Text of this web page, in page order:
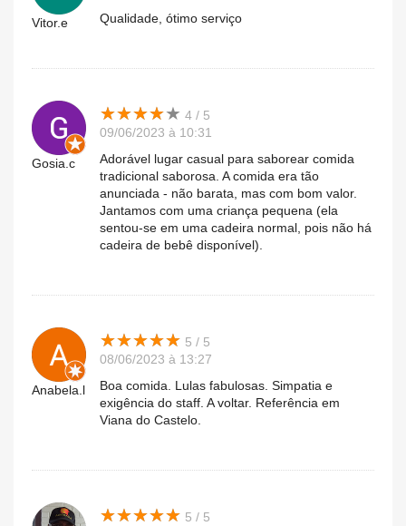
Vitor.e
Qualidade, ótimo serviço
Gosia.c
★★★★★
★★★★★ 4 / 5
09/06/2023 à 10:31
Adorável lugar casual para saborear comida
tradicional saborosa. A comida era tão
anunciada - não barata, mas com bom valor.
Jantamos com uma criança pequena (ela
sentou-se em uma cadeira normal, pois não há
cadeira de bebê disponível).
Anabela.l
★★★★★
★★★★★ 5 / 5
08/06/2023 à 13:27
Boa comida. Lulas fabulosas. Simpatia e
exigência do staff. A voltar. Referência em
Viana do Castelo.
★★★★★
★★★★★ 5 / 5